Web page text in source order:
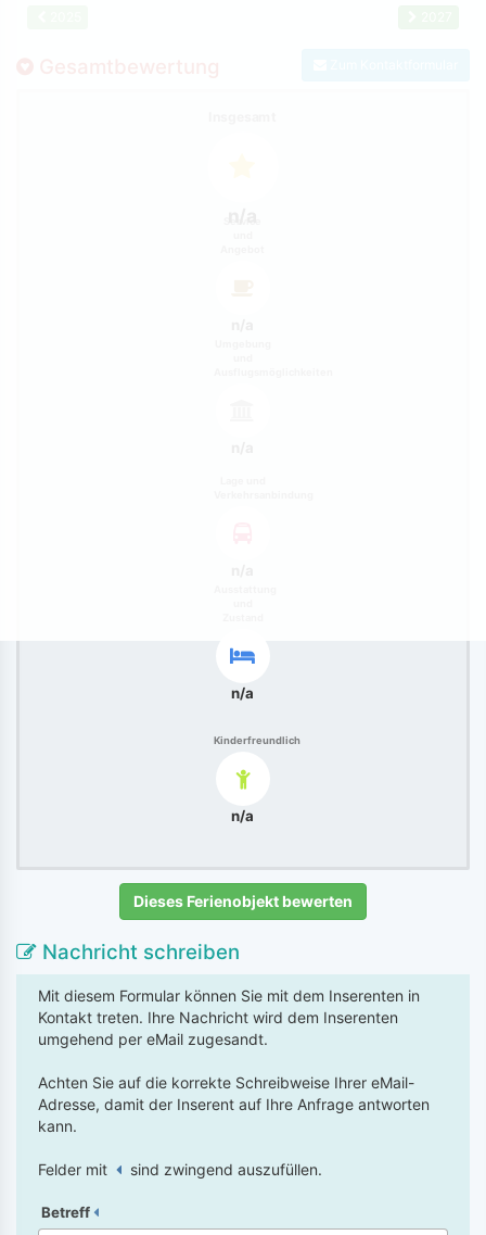
n/a
Kinderfreundlich
n/a
Dieses Ferienobjekt bewerten
Nachricht schreiben
Mit diesem Formular können Sie mit dem Inserenten in
Kontakt treten. Ihre Nachricht wird dem Inserenten
umgehend per eMail zugesandt.
Achten Sie auf die korrekte Schreibweise Ihrer eMail-
Adresse, damit der Inserent auf Ihre Anfrage antworten
kann.
Felder mit sind zwingend auszufüllen.
Betreff